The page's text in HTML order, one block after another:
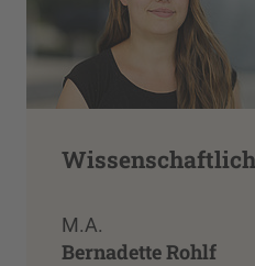
M.A.
Bernadette Rohlf